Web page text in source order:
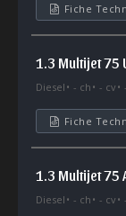
Fiche
1.3 Multijet 75
Diesel - ch - cv
Fiche
1.3 Multijet 75
Diesel - ch - cv